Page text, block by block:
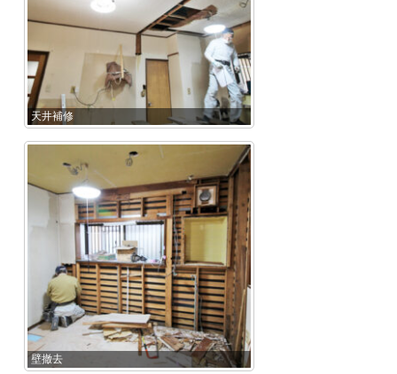
天井補修
壁撤去